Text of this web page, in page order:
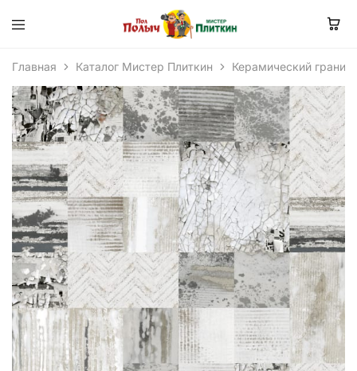
Главная Каталог Мистер Плиткин Керамический гранит